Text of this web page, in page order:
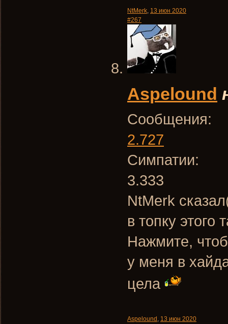
NtMerk, 13 июн 2020
#267
Aspelound
Сообщения:
2.727
Симпатии:
3.333
NtMerk
в топку этого
Нажмите,
у меня в
цела
Aspelound , 13 июн 2020